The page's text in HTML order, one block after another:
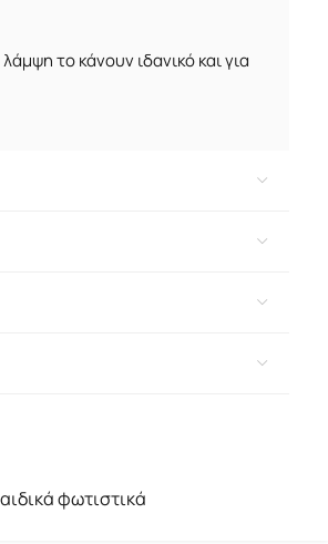
το κάνουν ιδανικό και για
φωτιστικά